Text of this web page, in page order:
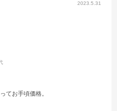
2023.5.31
てお手頃価格。